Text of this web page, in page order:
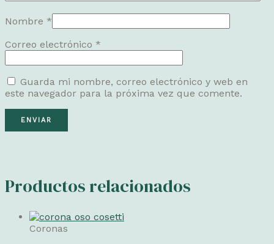
Nombre *
Correo electrónico *
Guarda mi nombre, correo electrónico y web en
este navegador para la próxima vez que comente.
Productos relacionados
Coronas